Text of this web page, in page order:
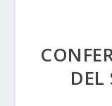
DEL